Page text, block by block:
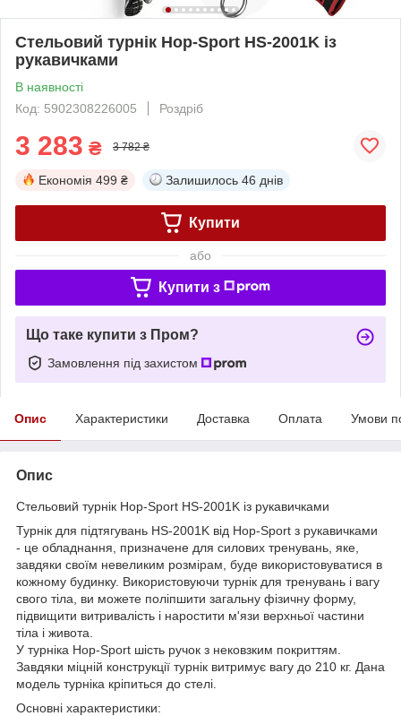
Стельовий турнік Hop-Sport HS-2001K із
рукавичками
В наявності
Код: 5902308226005
Роздріб
3 283 ₴ 3 782 ₴
Економія 499 ₴ Залишилось 46 днів
Купити
або
Купити з
Що таке купити з Пром?
Замовлення під захистом
Опис Характеристики Доставка Оплата Умови
Опис
Стельовий турнік Hop-Sport HS-2001K із рукавичками
Турнік для підтягувань HS-2001K від Hop-Sport з рукавичками
- це обладнання, призначене для силових тренувань, яке,
завдяки своїм невеликим розмірам, буде використовуватися в
кожному будинку. Використовуючи турнік для тренувань і вагу
свого тіла, ви можете поліпшити загальну фізичну форму,
підвищити витривалість і наростити м'язи верхньої частини
тіла і живота.
У турніка Hop-Sport шість ручок з нековзким покриттям.
Завдяки міцній конструкції турнік витримує вагу до 210 кг. Дана
модель турніка кріпиться до стелі.
Основні характеристики: